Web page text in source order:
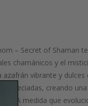
– Secret of Shaman
chamánicos y el
vibrante y
especiadas, creando
A medida que